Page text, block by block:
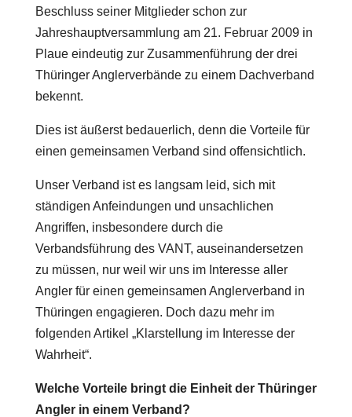
Beschluss seiner Mitglieder schon zur
Jahreshauptversammlung am 21. Februar 2009 in
Plaue eindeutig zur Zusammenführung der drei
Thüringer Anglerverbände zu einem Dachverband
bekennt.
Dies ist äußerst bedauerlich, denn die Vorteile für
einen gemeinsamen Verband sind offensichtlich.
Unser Verband ist es langsam leid, sich mit
ständigen Anfeindungen und unsachlichen
Angriffen, insbesondere durch die
Verbandsführung des VANT, auseinandersetzen
zu müssen, nur weil wir uns im Interesse aller
Angler für einen gemeinsamen Anglerverband in
Thüringen engagieren. Doch dazu mehr im
folgenden Artikel „Klarstellung im Interesse der
Wahrheit“.
Welche Vorteile bringt die Einheit der Thüringer
Angler in einem Verband?